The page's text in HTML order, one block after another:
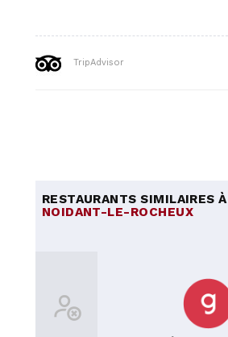
TripAdvisor
RESTAURANTS SIMILAIRES À
NOIDANT-LE-ROCHEUX